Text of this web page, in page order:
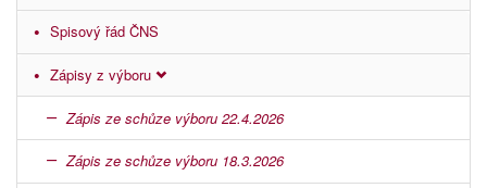
Spisový řád ČNS
Zápisy z výboru
Zápis ze schůze výboru 22.4.2026
Zápis ze schůze výboru 18.3.2026